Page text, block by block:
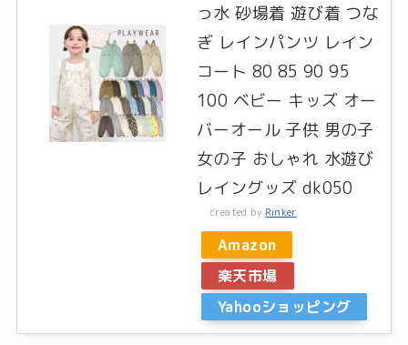
っ水 砂場着 遊び着 つな
ぎ レインパンツ レイン
コート 80 85 90 95
100 ベビー キッズ オー
バーオール 子供 男の子
女の子 おしゃれ 水遊び
レイングッズ dk050
created by Rinker
Amazon
楽天市場
Yahooショッピング